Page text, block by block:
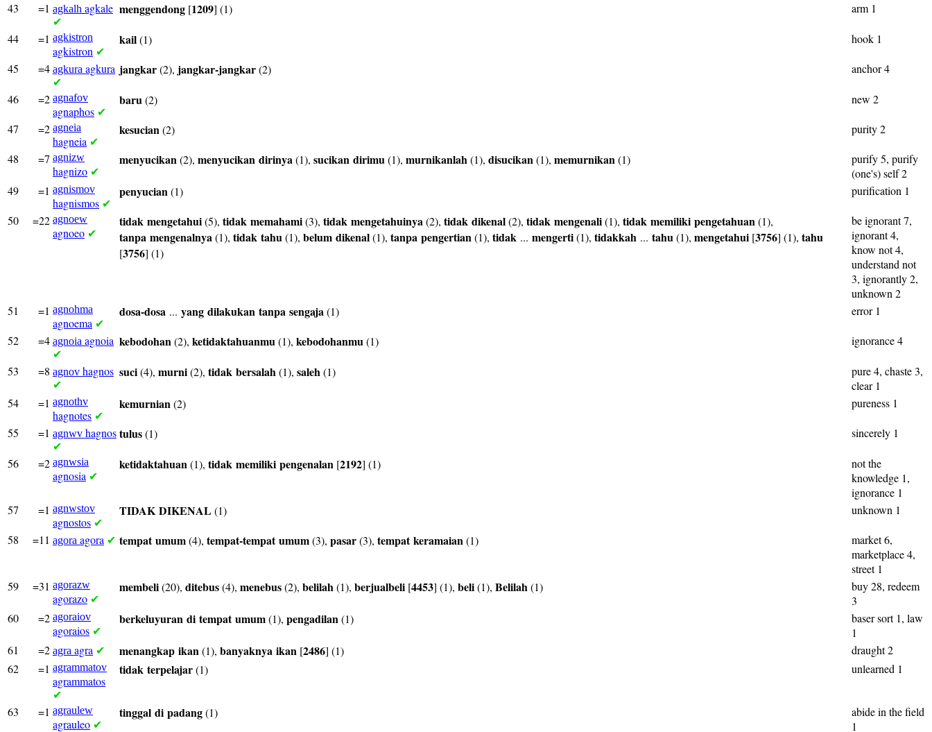
43 =1 agkalh agkale
✔
menggendong [1209] (1) arm 1
44 =1 agkistron
agkistron ✔
kail(1) hook 1
45 =4 agkura agkura
✔
jangkar(2), jangkar-jangkar(2) anchor 4
46 =2 agnafov
agnaphos ✔
baru(2) new 2
47 =2 agneia
hagneia ✔
kesucian(2) purity 2
48 =7 agnizw
hagnizo ✔
menyucikan(2), menyucikan dirinya(1), sucikan dirimu(1), murnikanlah(1), disucikan(1), memurnikan(1)
purify 5, purify
(one's) self 2
49
=1 agnismov
hagnismos ✔
penyucian(1) purification 1
50 =22 agnoew
agnoeo ✔
tidak mengetahui(5), tidak memahami(3), tidak mengetahuinya(2), tidak dikenal(2), tidak mengenali(1), tidak memiliki pengetahuan(1),
tanpa mengenalnya(1), tidak tahu(1), belum dikenal(1), tanpa pengertian(1), tidak ... mengerti(1), tidakkah ... tahu(1), mengetahui [3756] (1), tahu
[3756] (1)
be ignorant 7,
ignorant 4,
know not 4,
understand not
3, ignorantly 2,
unknown 2
51
=1 agnohma
agnoema ✔
dosa-dosa ... yang dilakukan tanpa sengaja(1) error 1
52 =4 agnoia agnoia
✔
kebodohan(2), ketidaktahuanmu(1), kebodohanmu(1) ignorance 4
53 =8 agnov hagnos
✔
suci(4), murni(2), tidak bersalah(1), saleh(1)
pure 4, chaste 3,
clear 1
54
=1 agnothv
hagnotes ✔
kemurnian(2) pureness 1
55 =1 agnwv hagnos
✔
tulus(1) sincerely 1
56 =2 agnwsia
agnosia ✔
ketidaktahuan(1), tidak memiliki pengenalan [2192] (1)
not the
knowledge 1,
ignorance 1
57
=1 agnwstov
agnostos ✔
TIDAK DIKENAL(1) unknown 1
58 =11 agora agora ✔ tempat umum(4), tempat-tempat umum(3), pasar(3), tempat keramaian(1)
market 6,
marketplace 4,
street 1
59
=31 agorazw
agorazo ✔
membeli(20), ditebus(4), menebus(2), belilah(1), berjualbeli [4453] (1), beli(1), Belilah(1)
buy 28, redeem
3
60
=2 agoraiov
agoraios ✔
berkeluyuran di tempat umum(1), pengadilan(1)
baser sort 1, law
1
61
=2 agra agra ✔ menangkap ikan(1), banyaknya ikan [2486] (1)
draught 2
62
=1 agrammatov
agrammatos
✔
tidak terpelajar(1) unlearned 1
63 =1 agraulew
agrauleo ✔
tinggal di padang(1)
abide in the field
1